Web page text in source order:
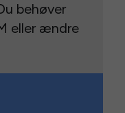
behøver
eller ændre